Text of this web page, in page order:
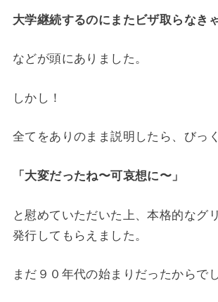
大学継続するのにまたビザ取らなき
などが頭にありました。
しかし！
全てをありのまま説明したら、びっ
「大変だったね〜可哀想に〜」
と慰めていただいた上、本格的なグ
発行してもらえました。
まだ９０年代の始まりだったからで